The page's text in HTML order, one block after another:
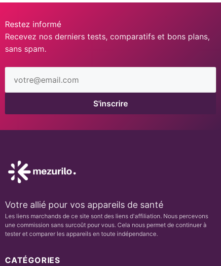
Restez informé
Recevez nos derniers tests, comparatifs et bons plans,
sans spam.
email
S'inscrire
Votre allié pour vos appareils de santé
Les liens marchands de ce site sont des liens d'affiliation. Nous percevons
une commission sans surcoût pour vous. Cela nous permet de continuer à
tester et comparer les appareils en toute indépendance.
CATÉGORIES